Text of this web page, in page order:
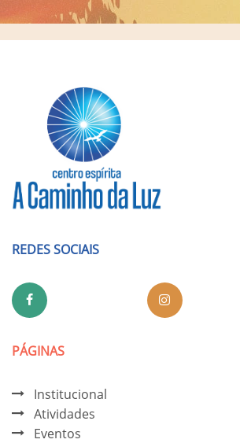
REDES SOCIAIS
PÁGINAS
Institucional
Atividades
Eventos